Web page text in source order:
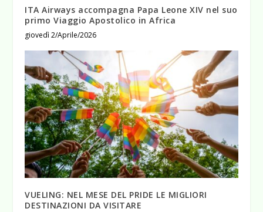
ITA Airways accompagna Papa Leone XIV nel suo
primo Viaggio Apostolico in Africa
giovedì 2/Aprile/2026
VUELING: NEL MESE DEL PRIDE LE MIGLIORI
DESTINAZIONI DA VISITARE